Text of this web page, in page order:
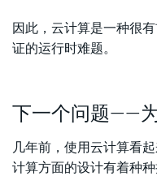
因此，云计算是一种很
证的运行时难题。
下一个问题——
几年前，使用云计算看
计算方面的设计有着种